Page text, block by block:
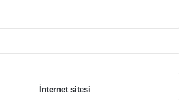
İnternet sitesi